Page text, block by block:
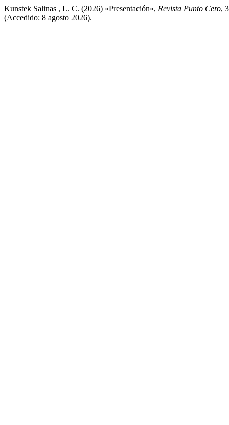
Kunstek Salinas , L. C. (2026) «Presentación», Revista Punto Cero,
(Accedido: 8 agosto 2026).